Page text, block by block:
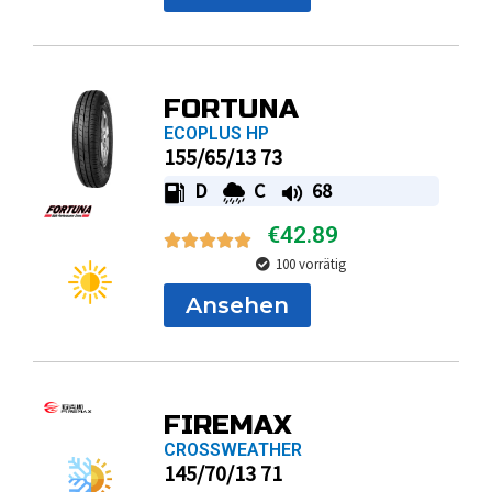
FORTUNA
ECOPLUS HP
155/65/13 73
D C 68
€42.89
100 vorrätig
Ansehen
FIREMAX
CROSSWEATHER
145/70/13 71